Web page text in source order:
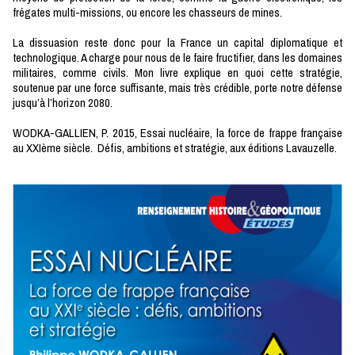
frégates multi-missions, ou encore les chasseurs de mines.
La dissuasion reste donc pour la France un capital diplomatique et
technologique. A charge pour nous de le faire fructifier, dans les domaines
militaires, comme civils. Mon livre explique en quoi cette stratégie,
soutenue par une force suffisante, mais très crédible, porte notre défense
jusqu’à l’horizon 2080.
WODKA-GALLIEN, P. 2015, Essai nucléaire, la force de frappe française
au XXIème siècle. Défis, ambitions et stratégie, aux éditions Lavauzelle.